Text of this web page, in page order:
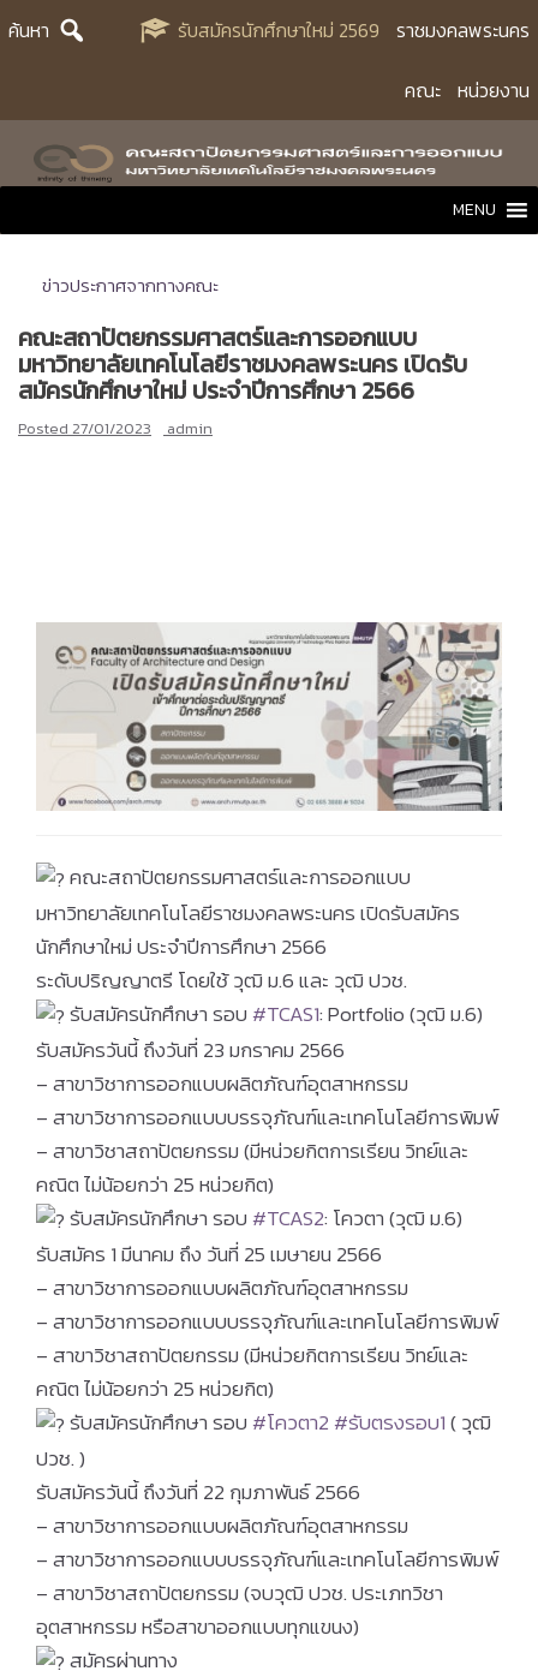
Skipค้นหา รับสมัครนักศึกษาใหม่ 2569 ราชมงคลพระนคร
คณะ หน่วยงาน
MENU
ข่าวประกาศจากทางคณะ
คณะสถาปัตยกรรมศาสตร์และการออกแบบ
มหาวิทยาลัยเทคโนโลยีราชมงคลพระนคร เปิดรับ
สมัครนักศึกษาใหม่ ประจำปีการศึกษา 2566
Posted 27/01/2023 admin
คณะสถาปัตยกรรมศาสตร์และการออกแบบ
มหาวิทยาลัยเทคโนโลยีราชมงคลพระนคร เปิดรับสมัคร
นักศึกษาใหม่ ประจำปีการศึกษา 2566
ระดับปริญญาตรี โดยใช้ วุฒิ ม.6 และ วุฒิ ปวช.
รับสมัครนักศึกษา รอบ#TCAS1: Portfolio (วุฒิ ม.6)
รับสมัครวันนี้ ถึงวันที่ 23 มกราคม 2566
– สาขาวิชาการออกแบบผลิตภัณฑ์อุตสาหกรรม
– สาขาวิชาการออกแบบบรรจุภัณฑ์และเทคโนโลยีการพิมพ์
– สาขาวิชาสถาปัตยกรรม (มีหน่วยกิตการเรียน วิทย์และ
คณิต ไม่น้อยกว่า 25 หน่วยกิต)
รับสมัครนักศึกษา รอบ#TCAS2: โควตา (วุฒิ ม.6)
รับสมัคร 1 มีนาคม ถึง วันที่ 25 เมษายน 2566
– สาขาวิชาการออกแบบผลิตภัณฑ์อุตสาหกรรม
– สาขาวิชาการออกแบบบรรจุภัณฑ์และเทคโนโลยีการพิมพ์
– สาขาวิชาสถาปัตยกรรม (มีหน่วยกิตการเรียน วิทย์และ
คณิต ไม่น้อยกว่า 25 หน่วยกิต)
รับสมัครนักศึกษา รอบ#โควตา2#รับตรงรอบ1( วุฒิ
ปวช. )
รับสมัครวันนี้ ถึงวันที่ 22 กุมภาพันธ์ 2566
– สาขาวิชาการออกแบบผลิตภัณฑ์อุตสาหกรรม
– สาขาวิชาการออกแบบบรรจุภัณฑ์และเทคโนโลยีการพิมพ์
– สาขาวิชาสถาปัตยกรรม (จบวุฒิ ปวช. ประเภทวิชา
อุตสาหกรรม หรือสาขาออกแบบทุกแขนง)
สมัครผ่านทาง